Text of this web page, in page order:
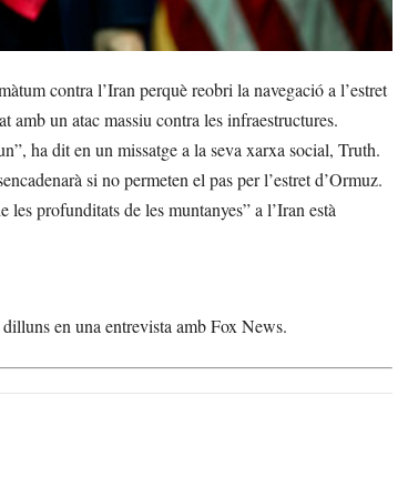
contra l’Iran perquè reobri la navegació a l’estret
un atac massiu contra les infraestructures.
ha dit en un missatge a la seva xarxa social, Truth.
si no permeten el pas per l’estret d’Ormuz.
profunditats de les muntanyes” a l’Iran està
en una entrevista amb Fox News.